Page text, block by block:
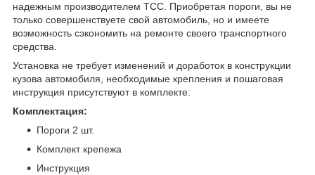
надежным производителем ТСС. Приобретая пороги, вы не
только совершенствуете свой автомобиль, но и имеете
возможность сэкономить на ремонте своего транспортного
средства.
Установка не требует изменений и доработок в конструкции
кузова автомобиля, необходимые крепления и пошаговая
инструкция присутствуют в комплекте.
Комплектация:
Пороги 2 шт.
Комплект крепежа
Инструкция